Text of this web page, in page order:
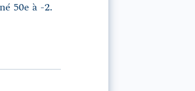
50e à -2.